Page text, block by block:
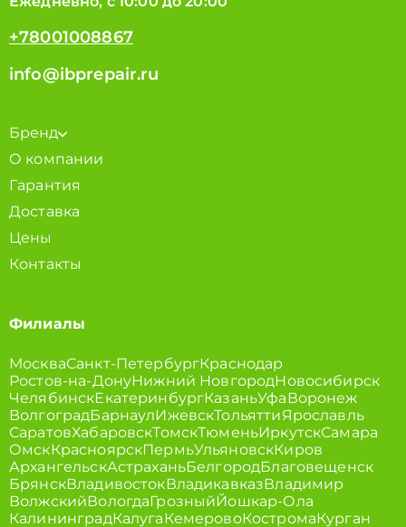
+78001008867
info@ibprepair.ru
Бренд
О компании
Гарантия
Доставка
Цены
Контакты
Филиалы
МоскваСанкт-ПетербургКраснодар
Ростов-на-ДонуНижний НовгородНовосибирск
ЧелябинскЕкатеринбургКазаньУфаВоронеж
ВолгоградБарнаулИжевскТольяттиЯрославль
СаратовХабаровскТомскТюменьИркутскСамара
ОмскКрасноярскПермьУльяновскКиров
АрхангельскАстраханьБелгородБлаговещенск
БрянскВладивостокВладикавказВладимир
ВолжскийВологдаГрозныйЙошкар-Ола
КалининградКалугаКемеровоКостромаКурган